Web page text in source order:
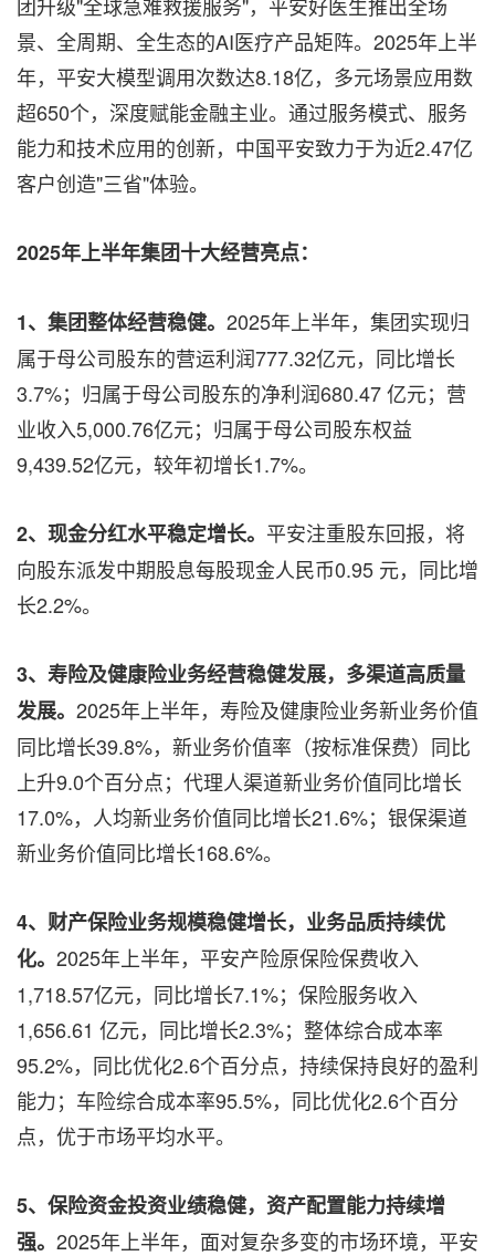
景、全周期、全生态的AI医疗产品矩阵。2025年上半
年，平安大模型调用次数达8.18亿，多元场景应用数
超650个，深度赋能金融主业。通过服务模式、服务
能力和技术应用的创新，中国平安致力于为近2.47亿
客户创造"三省"体验。
2025年上半年集团十大经营亮点：
1、集团整体经营稳健。 2025年上半年，集团实现归
属于母公司股东的营运利润777.32亿元，同比增长
3.7%；归属于母公司股东的净利润680.47 亿元；营
业收入5,000.76亿元；归属于母公司股东权益
9,439.52亿元，较年初增长1.7%。
2、现金分红水平稳定增长。 平安注重股东回报，将
向股东派发中期股息每股现金人民币0.95 元，同比增
长2.2%。
3、寿险及健康险业务经营稳健发展，多渠道高质量
发展。 2025年上半年，寿险及健康险业务新业务价值
同比增长39.8%，新业务价值率（按标准保费）同比
上升9.0个百分点；代理人渠道新业务价值同比增长
17.0%，人均新业务价值同比增长21.6%；银保渠道
新业务价值同比增长168.6%。
4、财产保险业务规模稳健增长，业务品质持续优
化。 2025年上半年，平安产险原保险保费收入
1,718.57亿元，同比增长7.1%；保险服务收入
1,656.61 亿元，同比增长2.3%；整体综合成本率
95.2%，同比优化2.6个百分点，持续保持良好的盈利
能力；车险综合成本率95.5%，同比优化2.6个百分
点，优于市场平均水平。
5、保险资金投资业绩稳健，资产配置能力持续增
强。 2025年上半年，面对复杂多变的市场环境，平安